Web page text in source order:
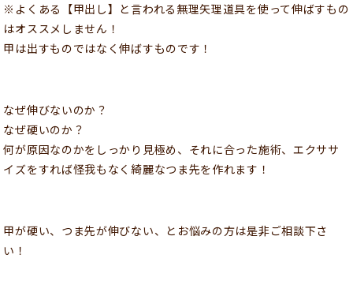
※よくある【甲出し】と言われる無理矢理道具を使って伸ばすもの
はオススメしません！
甲は出すものではなく伸ばすものです！
なぜ伸びないのか？
なぜ硬いのか？
何が原因なのかをしっかり見極め、それに合った施術、エクササ
イズをすれば怪我もなく綺麗なつま先を作れます！
甲が硬い、つま先が伸びない、とお悩みの方は是非ご相談下さ
い！